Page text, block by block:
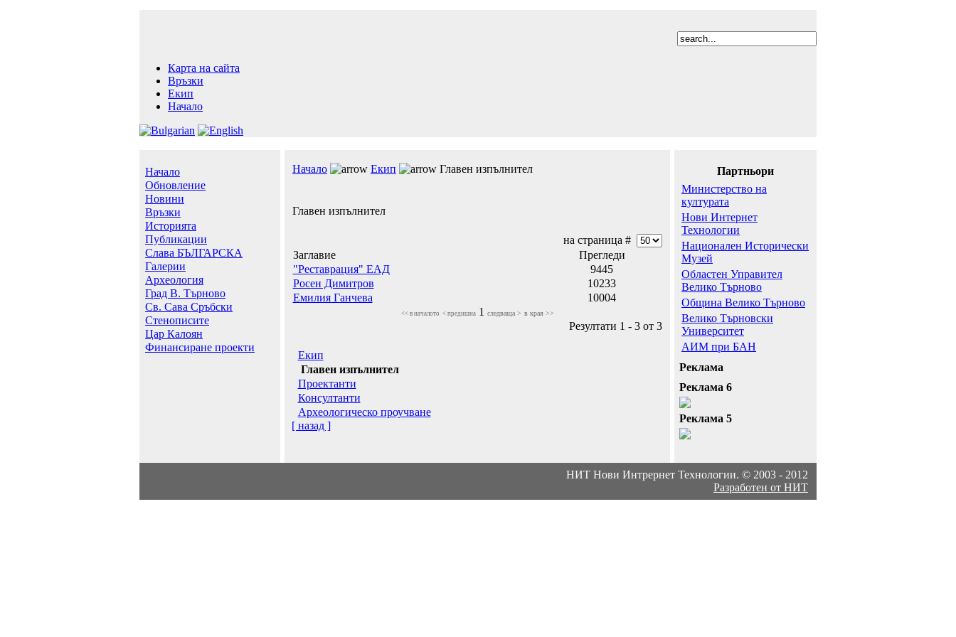
Карта на сайта
Връзки
Екип
Начало
Начало
Обновление
Новини
Връзки
Историята
Публикации
Слава БЪЛГАРСКА
Галерии
Археология
Град В. Търново
Св. Сава Сръбски
Стенописите
Цар Калоян
Финансиране проекти
Начало Екип Главен изпълнител
Главен изпълнител
на страница #
Заглавие
Прегледи
"Реставрация" ЕАД
9445
Росен Димитров
10233
Емилия Ганчева
10004
<< в началото < предишна 1 следваща > в края >>
Резултати 1 - 3 от 3
Екип
Главен изпълнител
Проектанти
Консултанти
Археологическо проучване
[ назад ]
Партньори
Министерство на
културата
Нови Интернет
Технологии
Национален Исторически
Музей
Областен Управител
Велико Търново
Община Велико Търново
Велико Търновски
Университет
АИМ при БАН
Реклама
Реклама 6
Реклама 5
НИТ Нови Интрернет Технологии. © 2003 - 2012
Разработен от НИТ